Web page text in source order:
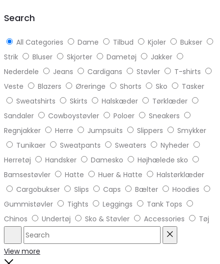
Search
All Categories Dame Tilbud Kjoler
Bukser
Strik
Bluser Skjorter Dametøj
Jakker
Nederdele
Jeans Cardigans Støvler
T-shirts
Veste
Blazers Øreringe Shorts Sko
Tasker
Sweatshirts
Skirts Halskæder
Tørklæder
Sandaler
Cowboystøvler Poloer
Sneakers
Regnjakker
Herre Jumpsuits Slippers
Smykker
Tunikaer
Sweatpants Sweaters
Nyheder
Herretøj
Handsker Damesko
Højhælede sko
Bamsestøvler
Hatte Huer & Hatte
Halstørklæder
Cargobukser
Slips Caps Bælter
Hoodies
Gummistøvler
Tights Leggings
Tank Tops
Chinos
Undertøj Sko & Støvler Accessories Tøj
Search
View more